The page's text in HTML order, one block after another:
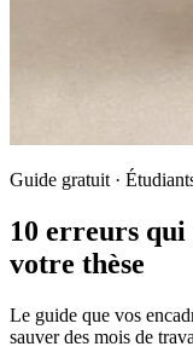
Guide gratuit ·
10 erreurs
votre thèse
Le guide que vos
sauver des mois de